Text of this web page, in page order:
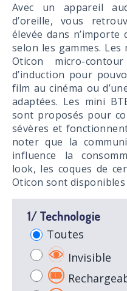
Avec un appareil
d’oreille, vous
élevée dans
selon les gammes. Les
Oticon micro-
d’induction pour
film au cinéma ou
adaptées. Les mini
sont proposés pour
sévères et
noter que la
influence la
look, les coques de
Oticon sont
1/ Technologie
Toutes
Invisible